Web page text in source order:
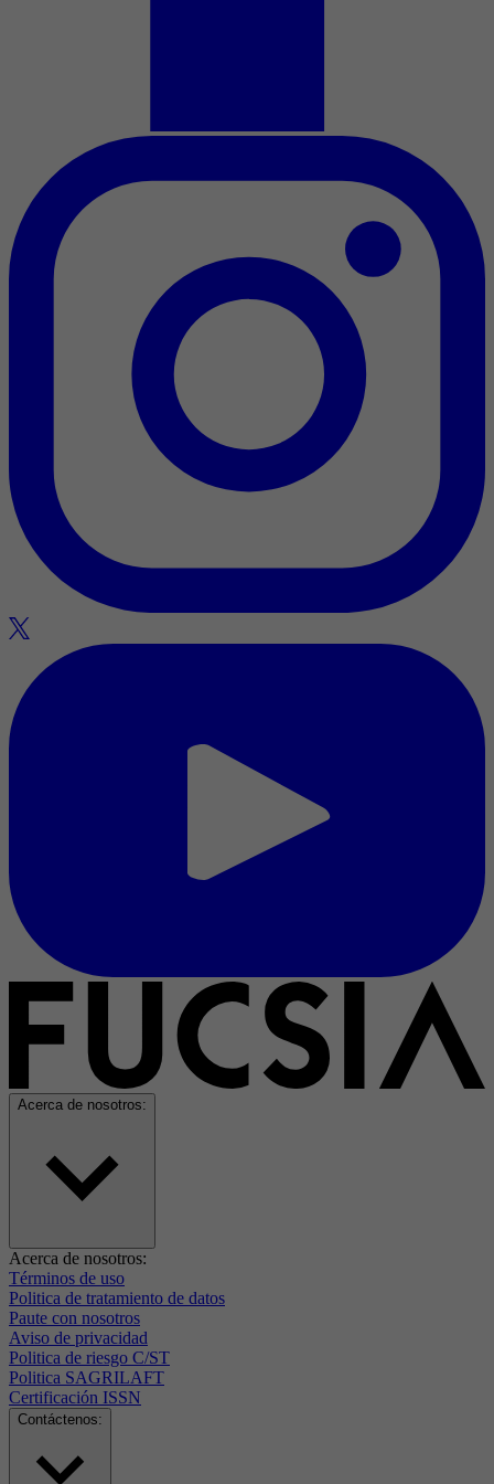
Acerca de nosotros:
Acerca de nosotros:
Términos de uso
Politica de tratamiento de datos
Paute con nosotros
Aviso de privacidad
Politica de riesgo C/ST
Politica SAGRILAFT
Certificación ISSN
Contáctenos: